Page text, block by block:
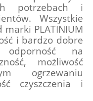
potrzebach i
Wszystkie
marki PLATINIUM
i bardzo dobre
odporność na
możliwość
ogrzewaniu
czyszczenia i